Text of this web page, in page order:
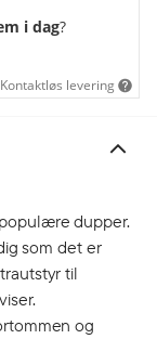
i dag?
Kontaktløs levering
dupper.
som det er
til
og